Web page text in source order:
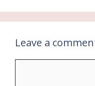
k
Leave a